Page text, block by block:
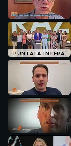
PUNTATA INTERA